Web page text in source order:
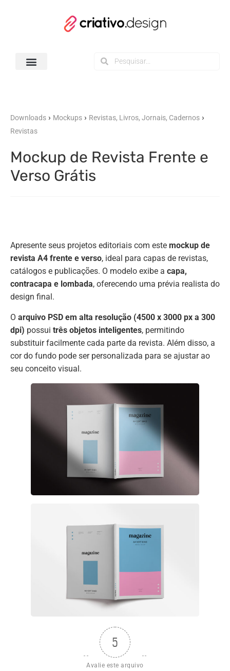
Downloads › Mockups › Revistas, Livros, Jornais, Cadernos ›
Revistas
Mockup de Revista Frente e
Verso Grátis
Apresente seus projetos editoriais com este mockup de
revista A4 frente e verso, ideal para capas de revistas,
catálogos e publicações. O modelo exibe a capa,
contracapa e lombada, oferecendo uma prévia realista do
design final.
O arquivo PSD em alta resolução (4500 x 3000 px a 300
dpi) possui três objetos inteligentes, permitindo
substituir facilmente cada parte da revista. Além disso, a
cor do fundo pode ser personalizada para se ajustar ao
seu conceito visual.
5
Avalie este arquivo